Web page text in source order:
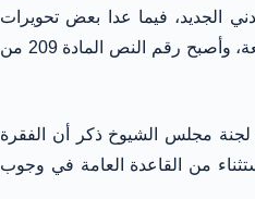
الجديد، فيما عدا بعض تحويرات
لفظية طفيفة أزالتها لجنة المراجعة، وأصبح رقم النص المادة 209 من
مجلس الشيوخ ذكر أن الفقرة
من القاعدة العامة في وجوب